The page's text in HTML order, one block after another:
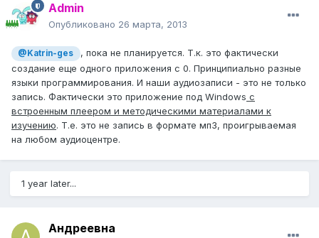
Admin
Опубликовано 26 марта, 2013
@Katrin-ges
, пока не планируется. Т.к. это фактически
создание еще одного приложения с 0. Принципиально разные
языки программирования. И наши аудиозаписи - это не только
запись. Фактически это приложение под Windows с
встроенным плеером и методическими материалами к
изучению. Т.е. это не запись в формате мп3, проигрываемая
на любом аудиоцентре.
1 year later...
Андреевна